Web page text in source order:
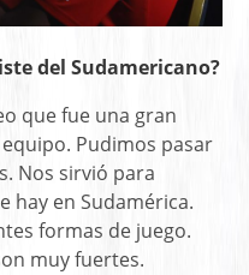
del Sudamericano?
que fue una gran
Pudimos pasar
Nos sirvió para
hay en Sudamérica.
formas de juego.
muy fuertes.